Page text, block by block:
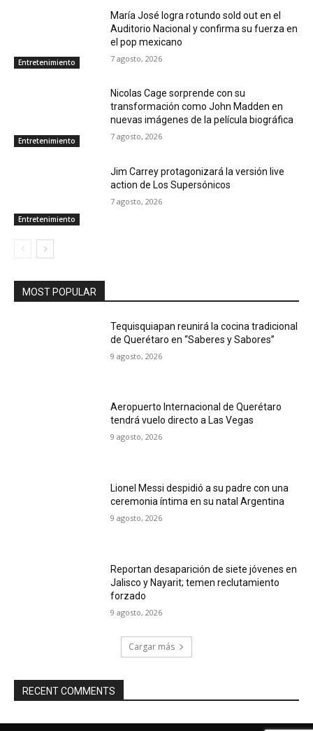
Entretenimiento
María José logra rotundo sold out en el
Auditorio Nacional y confirma su fuerza en
el pop mexicano
7 agosto, 2026
Entretenimiento
Nicolas Cage sorprende con su
transformación como John Madden en
nuevas imágenes de la película biográfica
7 agosto, 2026
Entretenimiento
Jim Carrey protagonizará la versión live
action de Los Supersónicos
7 agosto, 2026
MOST POPULAR
Tequisquiapan reunirá la cocina tradicional
de Querétaro en “Saberes y Sabores”
9 agosto, 2026
Aeropuerto Internacional de Querétaro
tendrá vuelo directo a Las Vegas
9 agosto, 2026
Lionel Messi despidió a su padre con una
ceremonia íntima en su natal Argentina
9 agosto, 2026
Reportan desaparición de siete jóvenes en
Jalisco y Nayarit; temen reclutamiento
forzado
9 agosto, 2026
Cargar más
RECENT COMMENTS